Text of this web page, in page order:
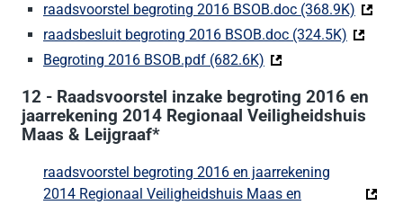
raadsvoorstel begroting 2016 BSOB.doc (368.9K) (Deze
raadsbesluit begroting 2016 BSOB.doc (324.5K) (Deze
Begroting 2016 BSOB.pdf (682.6K) (Deze link gaat naar
12 - Raadsvoorstel inzake begroting 2016 en
jaarrekening 2014 Regionaal Veiligheidshuis
Maas & Leijgraaf*
raadsvoorstel begroting 2016 en jaarrekening
2014 Regionaal Veiligheidshuis Maas en